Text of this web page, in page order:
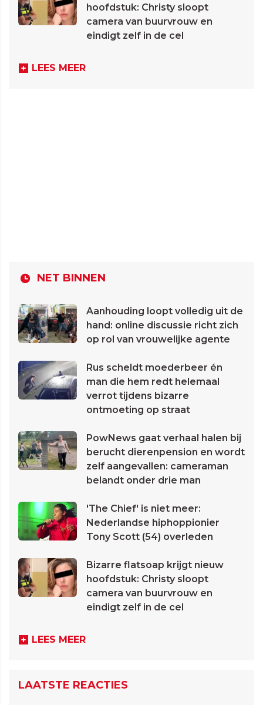
hoofdstuk: Christy sloopt
camera van buurvrouw en
eindigt zelf in de cel
LEES MEER
NET BINNEN
Aanhouding loopt volledig uit de
hand: online discussie richt zich
op rol van vrouwelijke agente
Rus scheldt moederbeer én
man die hem redt helemaal
verrot tijdens bizarre
ontmoeting op straat
PowNews gaat verhaal halen bij
berucht dierenpension en wordt
zelf aangevallen: cameraman
belandt onder drie man
'The Chief' is niet meer:
Nederlandse hiphoppionier
Tony Scott (54) overleden
Bizarre flatsoap krijgt nieuw
hoofdstuk: Christy sloopt
camera van buurvrouw en
eindigt zelf in de cel
LEES MEER
LAATSTE REACTIES